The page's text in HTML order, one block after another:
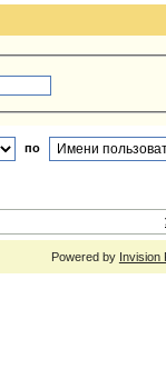
по
Powered by Invision